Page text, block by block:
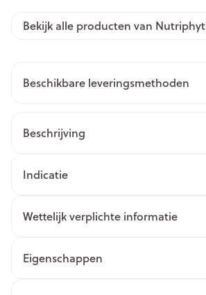
Bekijk alle producten van Nutriphyt
Beschikbare leveringsmethoden
Beschrijving
Indicatie
Wettelijk verplichte informatie
Eigenschappen